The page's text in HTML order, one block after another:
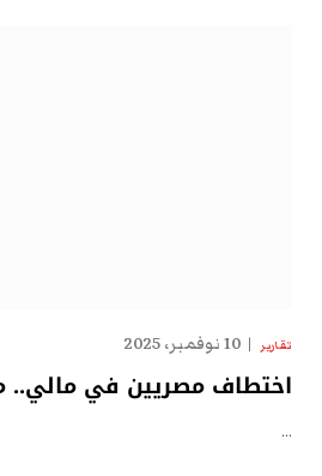
تقارير 10 نوفمبر، 2025
اختطاف مصريين في مالي..
…